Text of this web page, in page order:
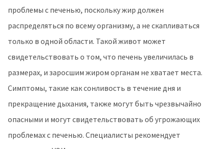
проблемы с печенью, поскольку жир должен
распределяться по всему организму, а не скапливаться
только в одной области. Такой живот может
свидетельствовать о том, что печень увеличилась в
размерах, и заросшим жиром органам не хватает места.
Симптомы, такие как сонливость в течение дня и
прекращение дыхания, также могут быть чрезвычайно
опасными и могут свидетельствовать об угрожающих
проблемах с печенью. Специалисты рекомендует